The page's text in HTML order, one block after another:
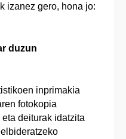
izanez gero, hona jo:
duzun
inprimakia
fotokopia
deiturak idatzita